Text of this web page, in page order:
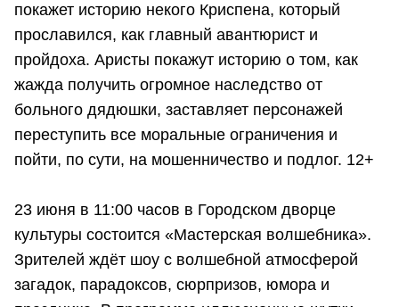
покажет историю некого Криспена, который
прославился, как главный авантюрист и
пройдоха. Аристы покажут историю о том, как
жажда получить огромное наследство от
больного дядюшки, заставляет персонажей
переступить все моральные ограничения и
пойти, по сути, на мошенничество и подлог. 12+
23 июня в 11:00 часов в Городском дворце
культуры состоится «Мастерская волшебника».
Зрителей ждёт шоу с волшебной атмосферой
загадок, парадоксов, сюрпризов, юмора и